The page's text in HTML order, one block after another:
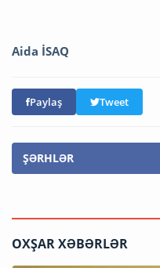
Aida İSAQ
Paylaş Tweet
ŞƏRHLƏR
OXŞAR XƏBƏRLƏR